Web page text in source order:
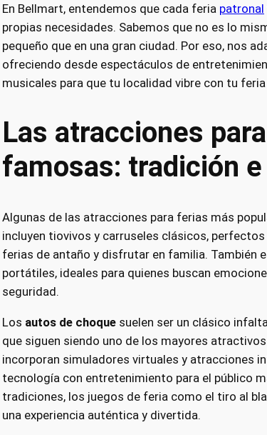
En Bellmart, entendemos que cada feria patronal
propias necesidades. Sabemos que no es lo
pequeño que en una gran ciudad. Por eso, nos
ofreciendo desde espectáculos de
musicales para que tu localidad vibre con tu
Las atracciones
famosas: tradición
Algunas de las atracciones para ferias más
incluyen tiovivos y carruseles clásicos,
ferias de antaño y disfrutar en familia. También
portátiles, ideales para quienes buscan
seguridad.
Los autos de choque suelen ser un clásico
que siguen siendo uno de los mayores
incorporan simuladores virtuales y atracciones
tecnología con entretenimiento para el público
tradiciones, los juegos de feria como el tiro al
una experiencia auténtica y divertida.